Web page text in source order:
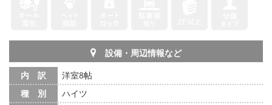
設備・周辺情報など
内 訳
洋室8帖
種 別
ハイツ